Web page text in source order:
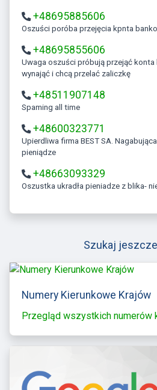
+48695885606
Oszuści poróba przejęcia kpnta
+48695855606
Uwaga oszuści próbują przejąć konta bankowe. Chcą coś kupić
wynająć i chcą przelać zaliczkę
+48511907148
Spaming all time
+48600323771
Upierdliwa firma BEST SA. Nagabująca i próbująca wyłudzać
pieniądze
+48663093329
Oszustka ukradła pieniadze z blika-
Szukaj
Numery Kierunkowe Krajów
Przegląd wszystkich numerów